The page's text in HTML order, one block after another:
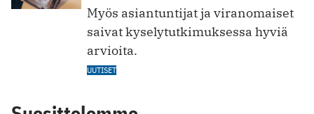
Myös asiantuntijat ja viranomaiset
saivat kyselytutkimuksessa hyviä
arvioita.
UUTISET